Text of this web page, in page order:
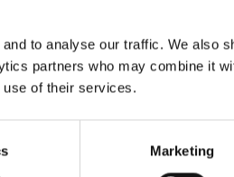
to analyse our traffic. We also
partners who may combine it
use of their services.
Marketing
SMS poruke povezane s vašim
važnih obavijesti vezanih uz